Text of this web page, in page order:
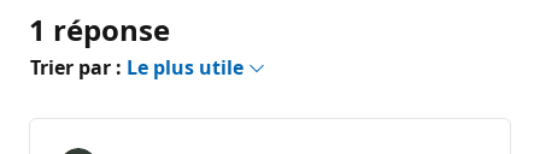
1 réponse
Trier par : Le plus utile